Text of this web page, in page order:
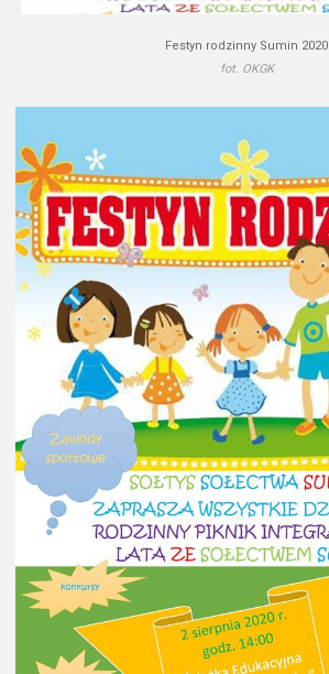
Festyn rodzinny Sumin 2020
fot. OKGK